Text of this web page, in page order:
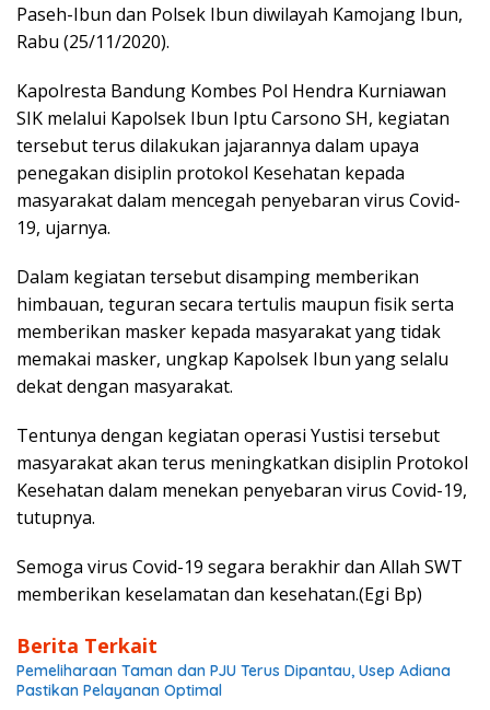
Paseh-Ibun dan Polsek Ibun diwilayah Kamojang Ibun,
Rabu (25/11/2020).
Kapolresta Bandung Kombes Pol Hendra Kurniawan
SIK melalui Kapolsek Ibun Iptu Carsono SH, kegiatan
tersebut terus dilakukan jajarannya dalam upaya
penegakan disiplin protokol Kesehatan kepada
masyarakat dalam mencegah penyebaran virus Covid-
19, ujarnya.
Dalam kegiatan tersebut disamping memberikan
himbauan, teguran secara tertulis maupun fisik serta
memberikan masker kepada masyarakat yang tidak
memakai masker, ungkap Kapolsek Ibun yang selalu
dekat dengan masyarakat.
Tentunya dengan kegiatan operasi Yustisi tersebut
masyarakat akan terus meningkatkan disiplin Protokol
Kesehatan dalam menekan penyebaran virus Covid-19,
tutupnya.
Semoga virus Covid-19 segara berakhir dan Allah SWT
memberikan keselamatan dan kesehatan.(Egi Bp)
Berita Terkait
Pemeliharaan Taman dan PJU Terus Dipantau, Usep Adiana
Pastikan Pelayanan Optimal